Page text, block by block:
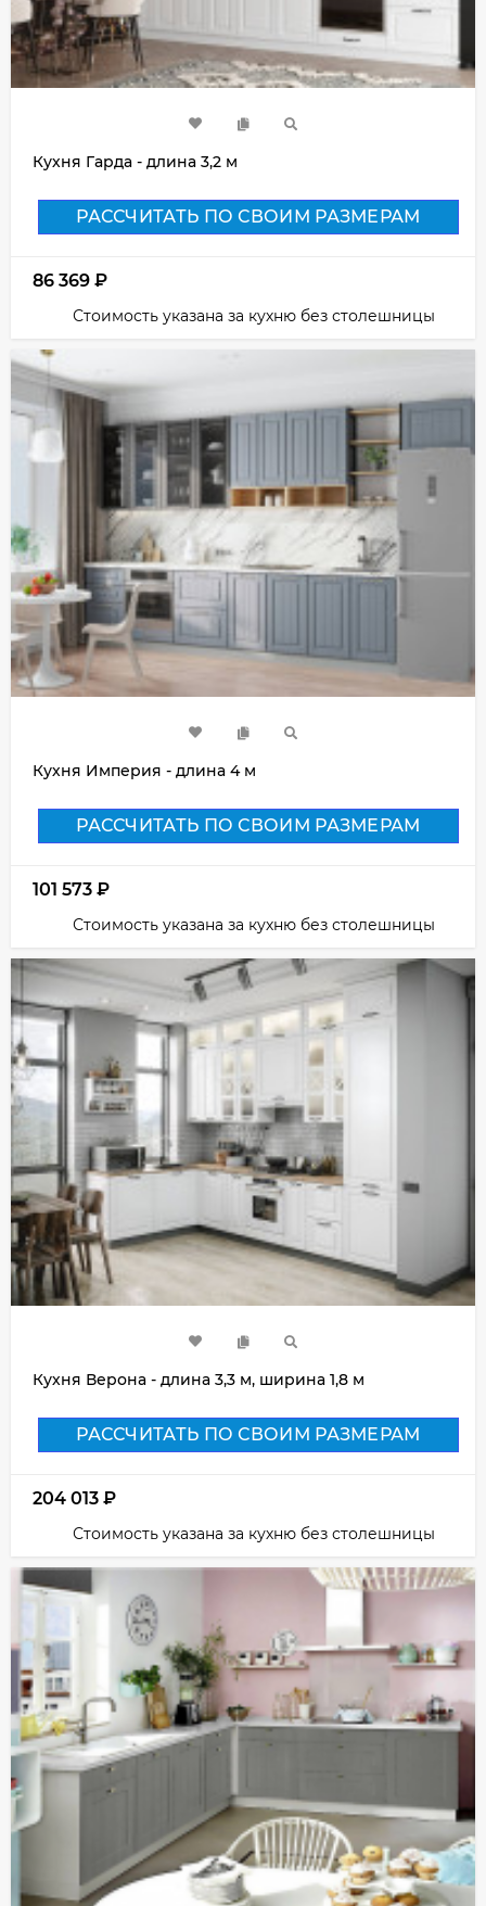
Кухня Гарда - длина 3,2 м
РАССЧИТАТЬ ПО СВОИМ РАЗМЕРАМ
86 369 ₽
Стоимость указана за кухню без столешницы
Кухня Империя - длина 4 м
РАССЧИТАТЬ ПО СВОИМ РАЗМЕРАМ
101 573 ₽
Стоимость указана за кухню без столешницы
Кухня Верона - длина 3,3 м, ширина 1,8 м
РАССЧИТАТЬ ПО СВОИМ РАЗМЕРАМ
204 013 ₽
Стоимость указана за кухню без столешницы